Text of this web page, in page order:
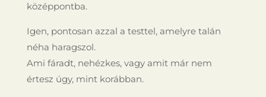
középpontba.
Igen, pontosan azzal a testtel, amelyre talán
néha haragszol.
Ami fáradt, nehézkes, vagy amit már nem
értesz úgy, mint korábban.